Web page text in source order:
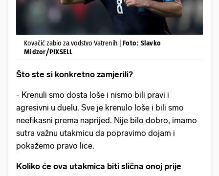
Kovačić zabio za vodstvo Vatrenih | Foto: Slavko
Midzor/PIXSELL
Što ste si konkretno zamjerili?
- Krenuli smo dosta loše i nismo bili pravi i
agresivni u duelu. Sve je krenulo loše i bili smo
neefikasni prema naprijed. Nije bilo dobro, imamo
sutra važnu utakmicu da popravimo dojam i
pokažemo pravo lice.
Koliko će ova utakmica biti slična onoj prije